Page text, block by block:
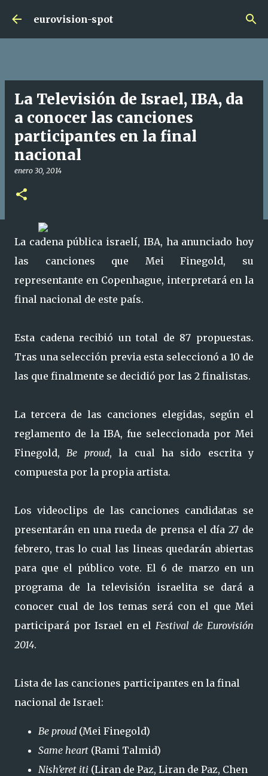
Ir al contenido principal
eurovision-spot
La Televisión de Israel, IBA, da
a conocer las canciones
participantes en la final
nacional
enero 30, 2014
La cadena pública israelí, IBA, ha anunciado hoy
las canciones que Mei Finegold, su
representante en Copenhague, interpretará en la
final nacional de este país.
Esta cadena recibió un total de 87 propuestas.
Tras una selección previa esta seleccionó a 10 de
las que finalmente se decidió por las 2 finalistas.
La tercera de las canciones elegidas, según el
reglamento de la IBA, fue seleccionada por Mei
Finegold,Be proud, la cual ha sido escrita y
compuesta por la propia artista.
Los videoclips de las canciones candidatas se
presentarán en una rueda de prensa el día 27 de
febrero, tras lo cual las lineas quedarán abiertas
para que el público vote. El 6 de marzo en un
programa de la televisión israelita se dará a
conocer cual de los temas será con el que Mei
participará por Israel en el Festival de Eurovisión
2014.
Lista de las canciones participantes en la final
nacional de Israel:
Be proud (Mei Finegold)
Same heart (Rami Talmid)
Nish’eret iti (Liran de Paz, Liran de Paz, Chen